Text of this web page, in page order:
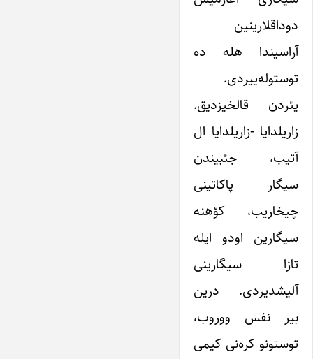
دوداقلارینین
آراسیندا هله ده
توستوله‌ییردی.
یئردن قالخیزدیق.
زاریلدایا -زاریلدایا ال
آتیب، جئبیندن
سیگار پاکاتینی
چیخاریب، کؤهنه
سیگارین اودو ایله
تازا سیگارینی
آلیشدیردی. درین
بیر نفس ووروب،
توستونو کره‌نی کیمی